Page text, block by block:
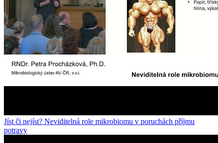
Jíst či nejíst? Neviditelná role mikrobiomu v poruchách příjmu
potravy